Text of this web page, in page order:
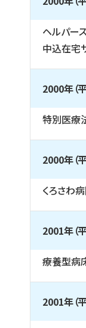
ヘルパー
中込在宅
2000年（
特別医療
2000年（
くろさわ
2001年（
療養型病
2001年（